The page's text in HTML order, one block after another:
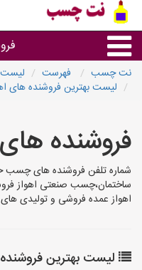
نت چسب فهرست
لیست
لیست بهترین فروشنده های
فروشنده
شماره تلفن فروشنده های
ساختمان،چسب صنعتی اهواز
اهواز عمده فروشی و تولیدی
لیست بهترین